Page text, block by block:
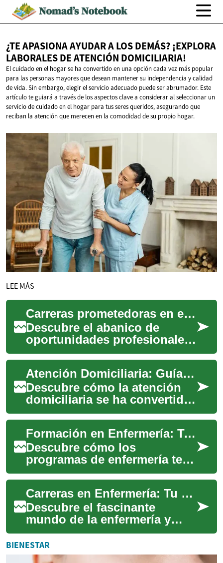
¿TE APASIONA AYUDAR A LOS DEMÁS? ¡EXPLORA
LABORALES DEATENCIÓN DOMICILIARIA!
El cuidado en el hogar se ha convertido en una opción cada vez más popular
para las personas mayores que desean mantener su independencia y calidad
de vida. Sin embargo, elegir el servicio adecuado puede ser abrumador. Este
artículo te guiará a través de los aspectos clave a considerar al seleccionar un
servicio de cuidado en el hogar para tus seres queridos, asegurando que
reciban la atención que merecen en la comodidad de su propio hogar.
LEE MÁS
Carreras prometedoras en enfermería y gerontología
Descubre el abanico de
oportunidades profesionales
que ofrecen la enfermería y la
gerontología en un sector
sanitario...
Atención Domiciliaria: Guía Esencial para el Cuidado de Mayores
Descubre cómo la atención
domiciliaria se ha convertido
en la elección preferida para
mantener la autonomía y
calidad...
Formación en Enfermería: Tu Camino Hacia una Carrera Sanitaria Exitosa
Descubre cómo los
programas de enfermería te
abren las puertas a una
profesión vital en el sector
sanitario. Desde di...
Carreras en Enfermería: Tu Guía Esencial para el Éxito
Descubre el fascinante
mundo de la enfermería y
cómo puedes forjar una
carrera exitosa en el sector
sanitario. Desde ...
BIENESTAR